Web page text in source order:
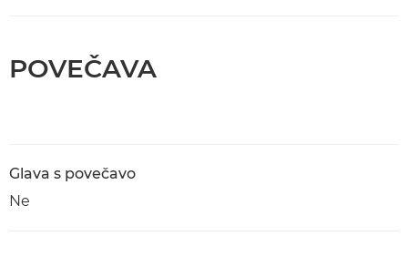
POVEČAVA
Glava s povečavo
Ne